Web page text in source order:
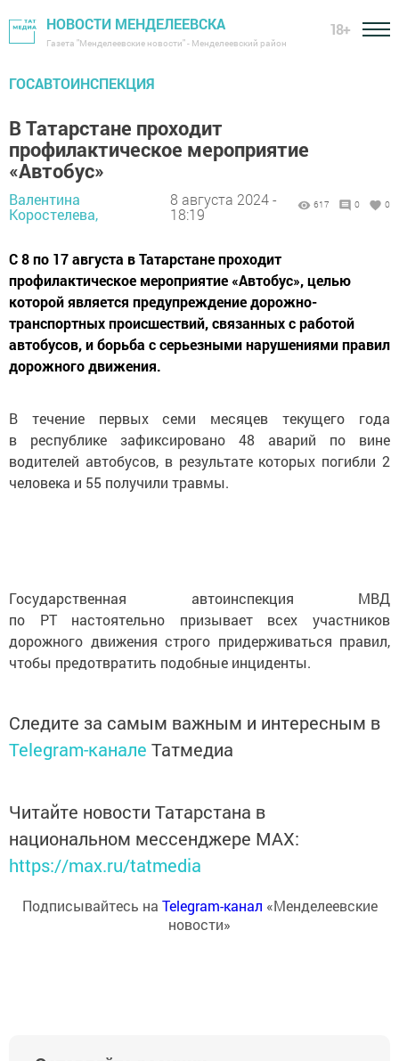
НОВОСТИ МЕНДЕЛЕЕВСКА
Газета "Менделеевские новости" - Менделеевский район
18+
ГОСАВТОИНСПЕКЦИЯ
В Татарстане проходит
профилактическое мероприятие
«Автобус»
Валентина
Коростелева,
8 августа 2024 -
18:19
617 0 0
С 8 по 17 августа в Татарстане проходит
профилактическое мероприятие «Автобус», целью
которой является предупреждение дорожно-
транспортных происшествий, связанных с работой
автобусов, и борьба с серьезными нарушениями правил
дорожного движения.
В течение первых семи месяцев текущего года
в республике зафиксировано 48 аварий по вине
водителей автобусов, в результате которых погибли 2
человека и 55 получили травмы.
Государственная автоинспекция МВД
по РТ настоятельно призывает всех участников
дорожного движения строго придерживаться правил,
чтобы предотвратить подобные инциденты.
Следите за самым важным и интересным в
Telegram-канале Татмедиа
Читайте новости Татарстана в
национальном мессенджере MАХ:
https://max.ru/tatmedia
Подписывайтесь на Telegram-канал «Менделеевские
новости»